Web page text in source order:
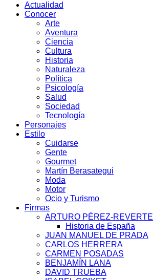
Actualidad
Conocer
Arte
Aventura
Ciencia
Cultura
Historia
Naturaleza
Política
Psicología
Salud
Sociedad
Tecnología
Personajes
Estilo
Cuidarse
Gente
Gourmet
Martín Berasategui
Moda
Motor
Ocio y Turismo
Firmas
ARTURO PÉREZ-REVERTE
Historia de España
JUAN MANUEL DE PRADA
CARLOS HERRERA
CARMEN POSADAS
BENJAMÍN LANA
DAVID TRUEBA